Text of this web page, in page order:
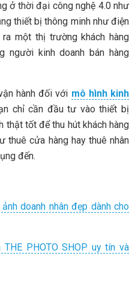
ở thời đại công nghệ 4.0 như
thiết bị thông minh như điện
một thị trường khách hàng
người kinh doanh bán hàng
hành đối với mô hình kinh
chỉ cần đầu tư vào thiết bị
thật tốt để thu hút khách hàng
thuê cửa hàng hay thuê nhân
đến.
doanh nhân đẹp dành cho
PHOTO SHOP uy tín và